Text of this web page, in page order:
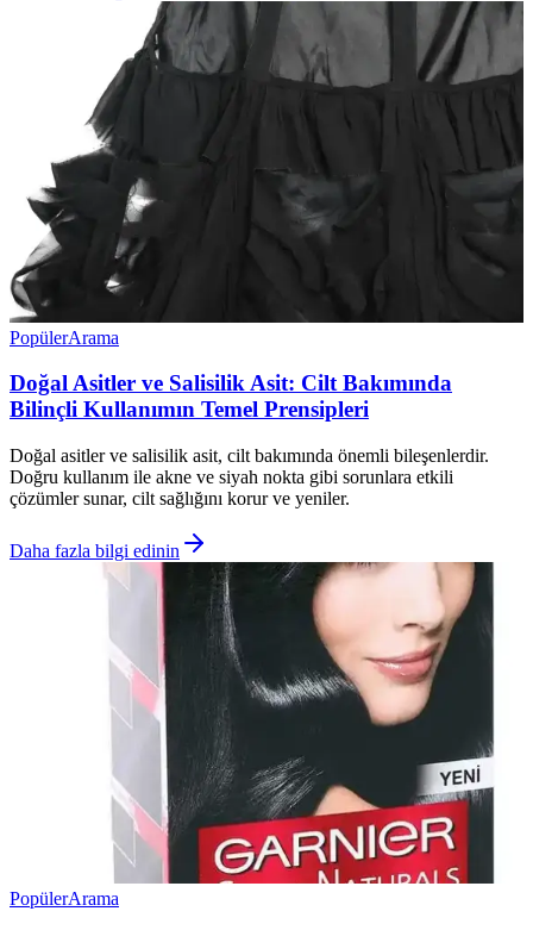
PopülerArama
Doğal Asitler ve Salisilik Asit: Cilt Bakımında
Bilinçli Kullanımın Temel Prensipleri
Doğal asitler ve salisilik asit, cilt bakımında önemli bileşenlerdir.
Doğru kullanım ile akne ve siyah nokta gibi sorunlara etkili
çözümler sunar, cilt sağlığını korur ve yeniler.
Daha fazla bilgi edinin
PopülerArama